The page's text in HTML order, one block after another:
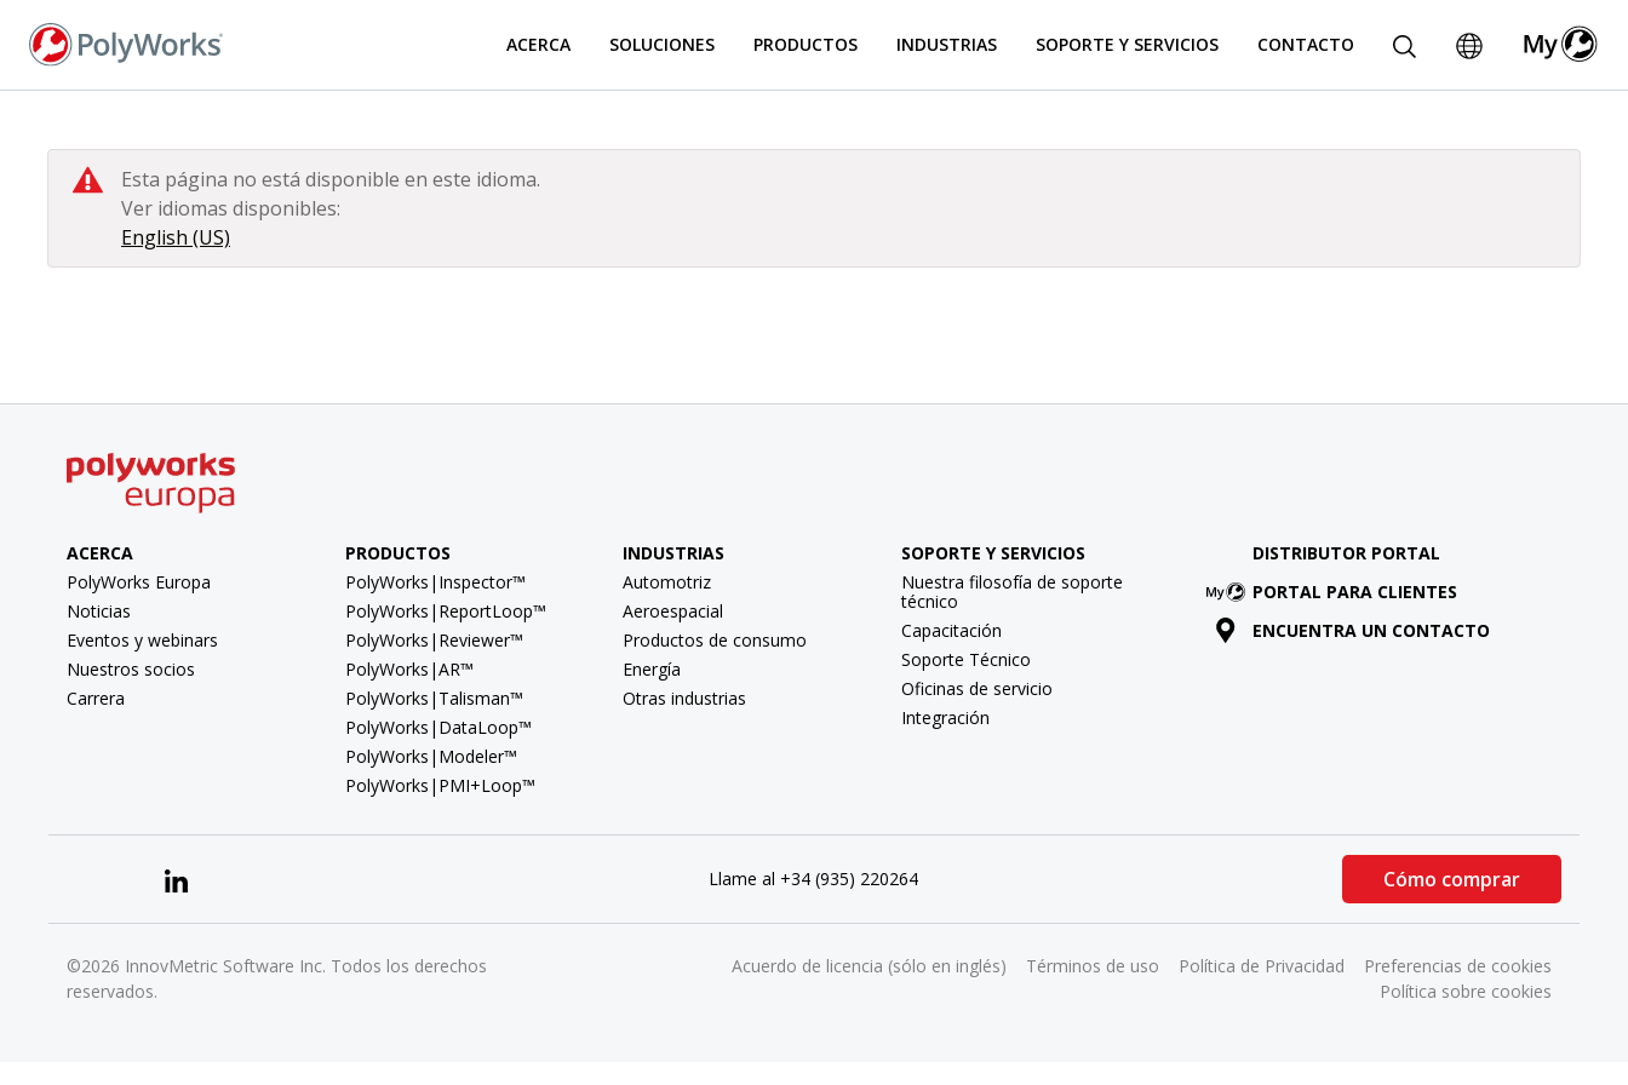
contenido
ACERCA SOLUCIONES PRODUCTOS INDUSTRIAS SOPORTE Y SERVICIOS CONTACTO
Esta página no está disponible en este idioma.
Ver idiomas disponibles:
English (US)
ACERCA
PolyWorks Europa
Noticias
Eventos y webinars
Nuestros socios
Carrera
PRODUCTOS
PolyWorks|Inspector™
PolyWorks|ReportLoop™
PolyWorks|Reviewer™
PolyWorks|AR™
PolyWorks|Talisman™
PolyWorks|DataLoop™
PolyWorks|Modeler™
PolyWorks|PMI+Loop™
INDUSTRIAS
Automotriz
Aeroespacial
Productos de consumo
Energía
Otras industrias
SOPORTE Y SERVICIOS
Nuestra filosofía de soporte
técnico
Capacitación
Soporte Técnico
Oficinas de servicio
Integración
DISTRIBUTOR PORTAL
PORTAL PARA CLIENTES
ENCUENTRA UN CONTACTO
Llame al +34 (935) 220264 Cómo comprar
©2026 InnovMetric Software Inc. Todos los derechos
reservados.
Acuerdo de licencia (sólo en inglés) Términos de uso Política de Privacidad
Preferencias de cookies
Política sobre cookies